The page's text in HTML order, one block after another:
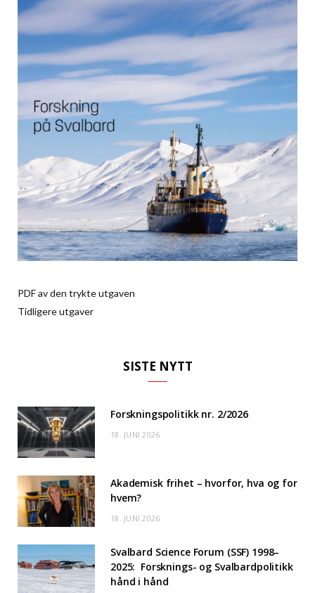
PDF av den trykte utgaven
Tidligere utgaver
SISTE NYTT
Forskningspolitikk nr. 2/2026
18. JUNI 2026
Akademisk frihet – hvorfor, hva og for
hvem?
18. JUNI 2026
Svalbard Science Forum (SSF) 1998–
2025: Forsknings- og Svalbardpolitikk
hånd i hånd